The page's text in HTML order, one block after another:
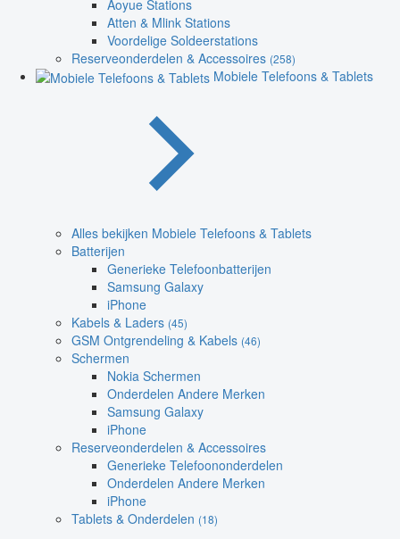
Aoyue Stations
Atten & Mlink Stations
Voordelige Soldeerstations
Reserveonderdelen & Accessoires (258)
Mobiele Telefoons & Tablets
Alles bekijken Mobiele Telefoons & Tablets
Batterijen
Generieke Telefoonbatterijen
Samsung Galaxy
iPhone
Kabels & Laders (45)
GSM Ontgrendeling & Kabels (46)
Schermen
Nokia Schermen
Onderdelen Andere Merken
Samsung Galaxy
iPhone
Reserveonderdelen & Accessoires
Generieke Telefoononderdelen
Onderdelen Andere Merken
iPhone
Tablets & Onderdelen (18)